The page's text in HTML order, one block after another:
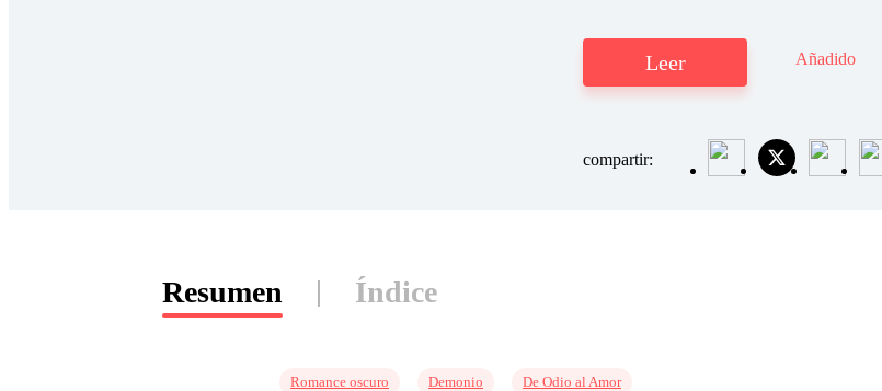
Leer Añadido
compartir:
Resumen Índice
Romance oscuro Demonio De Odio al Amor